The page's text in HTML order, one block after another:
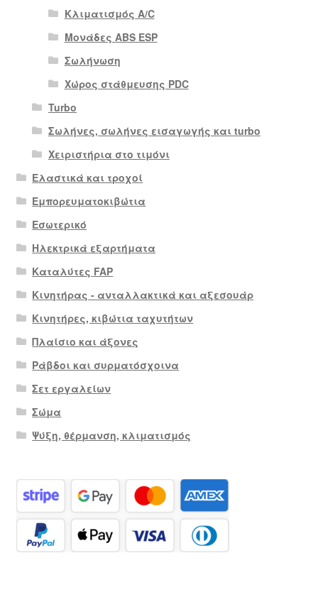
Κλιματισμός A/C
Μονάδες ABS ESP
Σωλήνωση
Χώρος στάθμευσης PDC
Turbo
Σωλήνες, σωλήνες εισαγωγής και turbo
Χειριστήρια στο τιμόνι
Ελαστικά και τροχοί
Εμπορευματοκιβώτια
Εσωτερικό
Ηλεκτρικά εξαρτήματα
Καταλύτες FAP
Κινητήρας - ανταλλακτικά και αξεσουάρ
Κινητήρες, κιβώτια ταχυτήτων
Πλαίσιο και άξονες
Ράβδοι και συρματόσχοινα
Σετ εργαλείων
Σώμα
Ψύξη, θέρμανση, κλιματισμός